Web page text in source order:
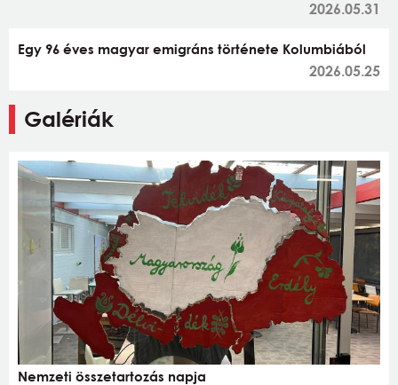
2026.05.31
Egy 96 éves magyar emigráns története Kolumbiából
2026.05.25
Galériák
Nemzeti összetartozás napja